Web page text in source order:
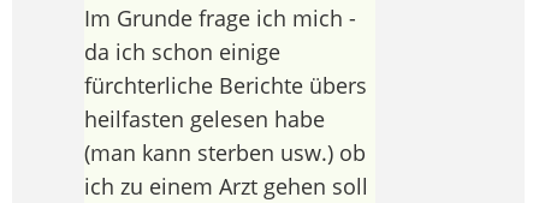
Im Grunde frage ich mich -
da ich schon einige
fürchterliche Berichte übers
heilfasten gelesen habe
(man kann sterben usw.) ob
ich zu einem Arzt gehen soll